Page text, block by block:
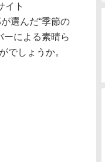
イト
選んだ“季節の
ーによる素晴ら
でしょうか。